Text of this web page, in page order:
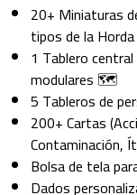
20+ Miniaturas
tipos de la
1 Tablero
modulares 🗺️
5 Tableros de
200+ Cartas
Contaminación,
Bolsa de tela
Dados